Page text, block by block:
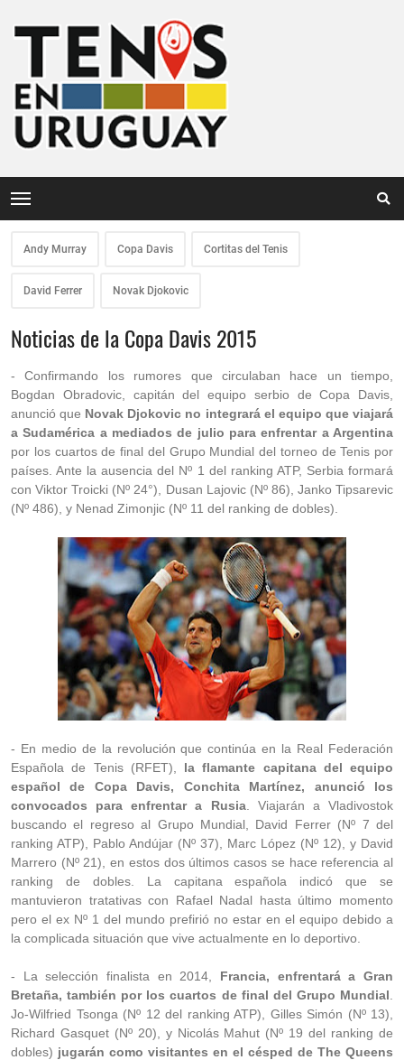
Andy Murray Copa Davis Cortitas del Tenis
David Ferrer Novak Djokovic
Noticias de la Copa Davis 2015
- Confirmando los rumores que circulaban hace un tiempo,
Bogdan Obradovic, capitán del equipo serbio de Copa Davis,
anunció que Novak Djokovic no integrará el equipo que viajará
a Sudamérica a mediados de julio para enfrentar a Argentina
por los cuartos de final del Grupo Mundial del torneo de Tenis por
países. Ante la ausencia del Nº 1 del ranking ATP, Serbia formará
con Viktor Troicki (Nº 24°), Dusan Lajovic (Nº 86), Janko Tipsarevic
(Nº 486), y Nenad Zimonjic (Nº 11 del ranking de dobles).
- En medio de la revolución que continúa en la Real Federación
Española de Tenis (RFET), la flamante capitana del equipo
español de Copa Davis, Conchita Martínez, anunció los
convocados para enfrentar a Rusia. Viajarán a Vladivostok
buscando el regreso al Grupo Mundial, David Ferrer (Nº 7 del
ranking ATP), Pablo Andújar (Nº 37), Marc López (Nº 12), y David
Marrero (Nº 21), en estos dos últimos casos se hace referencia al
ranking de dobles. La capitana española indicó que se
mantuvieron tratativas con Rafael Nadal hasta último momento
pero el ex Nº 1 del mundo prefirió no estar en el equipo debido a
la complicada situación que vive actualmente en lo deportivo.
- La selección finalista en 2014, Francia, enfrentará a Gran
Bretaña, también por los cuartos de final del Grupo Mundial
Jo-Wilfried Tsonga (Nº 12 del ranking ATP), Gilles Simón (Nº 13),
Richard Gasquet (Nº 20), y Nicolás Mahut (Nº 19 del ranking de
dobles) jugarán como visitantes en el césped de The Queens